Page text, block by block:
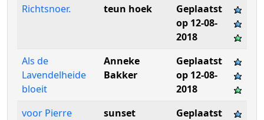
Richtsnoer.
teun hoek
Geplaatst
op 12-08-
2018
Als de
Lavendelheide
bloeit
Anneke
Bakker
Geplaatst
op 12-08-
2018
voor Pierre
sunset
Geplaatst